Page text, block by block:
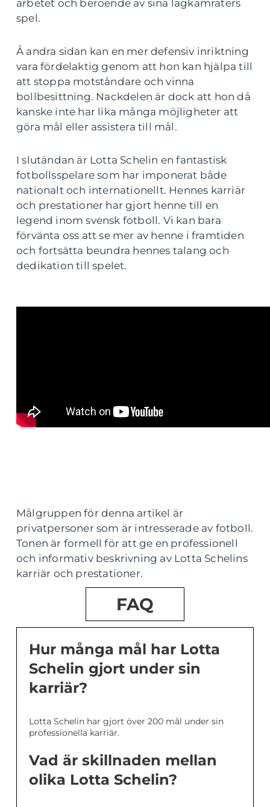
arbetet och beroende av sina lagkamraters
spel.
Å andra sidan kan en mer defensiv inriktning
vara fördelaktig genom att hon kan hjälpa till
att stoppa motståndare och vinna
bollbesittning. Nackdelen är dock att hon då
kanske inte har lika många möjligheter att
göra mål eller assistera till mål.
I slutändan är Lotta Schelin en fantastisk
fotbollsspelare som har imponerat både
nationalt och internationellt. Hennes karriär
och prestationer har gjort henne till en
legend inom svensk fotboll. Vi kan bara
förvänta oss att se mer av henne i framtiden
och fortsätta beundra hennes talang och
dedikation till spelet.
Målgruppen för denna artikel är
privatpersoner som är intresserade av fotboll.
Tonen är formell för att ge en professionell
och informativ beskrivning av Lotta Schelins
karriär och prestationer.
FAQ
Hur många mål har Lotta
Schelin gjort under sin
karriär?
Lotta Schelin har gjort över 200 mål under sin
professionella karriär.
Vad är skillnaden mellan
olika Lotta Schelin?